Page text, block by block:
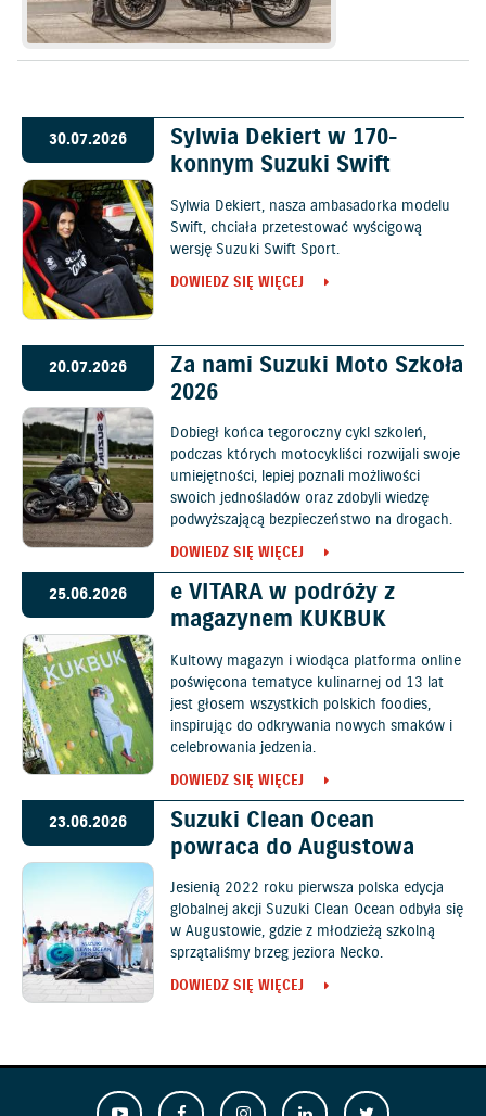
30.07.2026
Sylwia Dekiert w 170-
konnym Suzuki Swift
Sylwia Dekiert, nasza ambasadorka modelu
Swift, chciała przetestować wyścigową
wersję Suzuki Swift Sport.
DOWIEDZ SIĘ WIĘCEJ
20.07.2026
Za nami Suzuki Moto Szkoła
2026
Dobiegł końca tegoroczny cykl szkoleń,
podczas których motocykliści rozwijali swoje
umiejętności, lepiej poznali możliwości
swoich jednośladów oraz zdobyli wiedzę
podwyższającą bezpieczeństwo na drogach.
DOWIEDZ SIĘ WIĘCEJ
25.06.2026
e VITARA w podróży z
magazynem KUKBUK
Kultowy magazyn i wiodąca platforma online
poświęcona tematyce kulinarnej od 13 lat
jest głosem wszystkich polskich foodies,
inspirując do odkrywania nowych smaków i
celebrowania jedzenia.
DOWIEDZ SIĘ WIĘCEJ
23.06.2026
Suzuki Clean Ocean
powraca do Augustowa
Jesienią 2022 roku pierwsza polska edycja
globalnej akcji Suzuki Clean Ocean odbyła się
w Augustowie, gdzie z młodzieżą szkolną
sprzątaliśmy brzeg jeziora Necko.
DOWIEDZ SIĘ WIĘCEJ